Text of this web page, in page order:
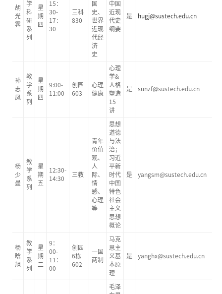
胡
光
霁
学
科
研
系
列
星
期
四
15：
30-
17：
30
三科
830
国
史、
世界
近现
代经
济
史
中国
近现
代史
纲要
是 hugj@sustech.edu.cn
孙
志
凤
教
学
系
列
星
期
四
9:00-
11:00
创园
603
心理
健康
心理
学&
人格
塑造
15
讲
是 sunzf@sustech.edu.cn
杨
少
曼
教
学
系
列
星
期
五
12:30-
14:30
三教
青年
价值
观、
人
际、
情
感、
心理
等
思想
道德
与法
治；
习近
平新
时代
中国
特色
社会
主义
思想
概论
是 yangsm@sustech.edu.cn
杨
晗
旭
教
学
系
列
星
期
二
9：
00-
11：
00
创园
6栋
602
一国
两制
马克
思主
义基
本原
理
是 yanghx@sustech.edu.cn
毛泽